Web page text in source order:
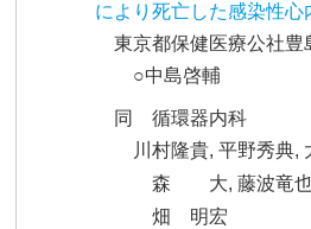
により死亡した感染性心
東京都保健医療公社豊
○中島啓輔
同 循環器内科
川村隆貴, 平野秀典,
森 大, 藤波竜
畑 明宏